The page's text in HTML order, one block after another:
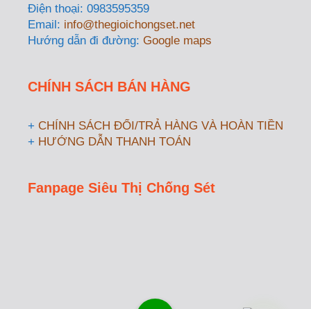
Điện thoại: 0983595359
Email: info@thegioichongset.net
Hướng dẫn đi đường: Google maps
CHÍNH SÁCH BÁN HÀNG
+ CHÍNH SÁCH ĐỔI/TRẢ HÀNG VÀ HOÀN TIỀN
+ HƯỚNG DẪN THANH TOÁN
Fanpage Siêu Thị Chống Sét